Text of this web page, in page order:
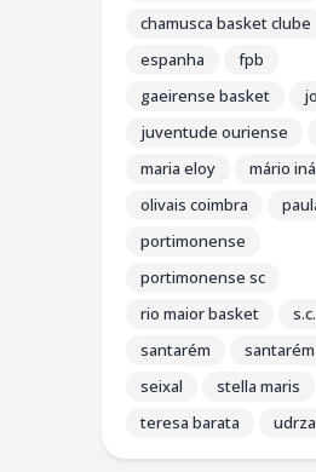
chamusca basket clube
espanha
fpb
gaeirense basket
juventude ouriense
maria eloy
mário
olivais coimbra
portimonense
portimonense sc
rio maior basket
santarém
seixal
stella maris
teresa barata
udrza